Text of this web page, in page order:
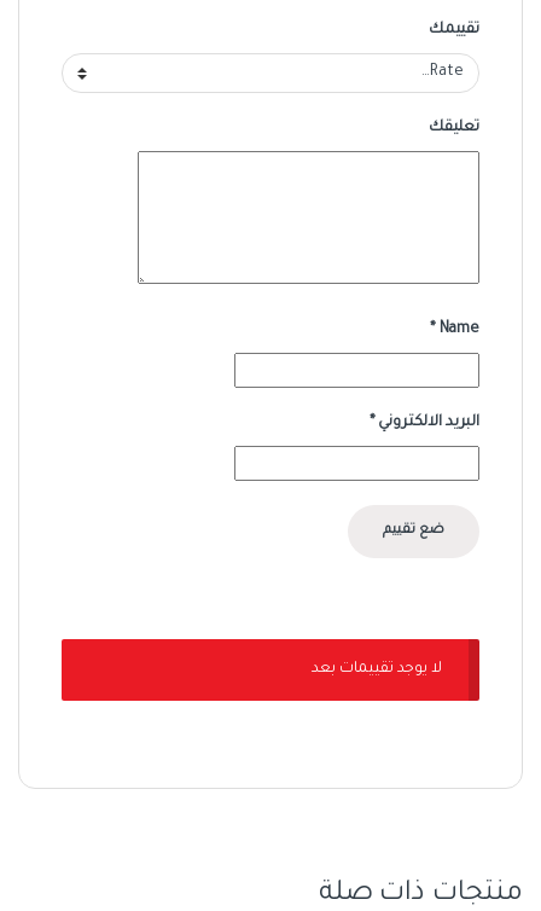
تقييمك
تعليقك
Name
*
البريد الالكتروني *
لا يوجد تقييمات بعد
منتجات ذات صلة